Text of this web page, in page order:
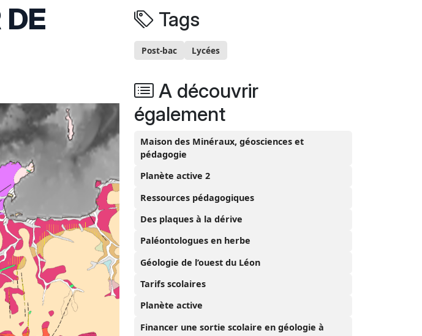
Tags
Post-bac Lycées
A découvrir
également
Maison des Minéraux, géosciences et
pédagogie
Planète active 2
Ressources pédagogiques
Des plaques à la dérive
Paléontologues en herbe
Géologie de l’ouest du Léon
Tarifs scolaires
Planète active
Financer une sortie scolaire en géologie à